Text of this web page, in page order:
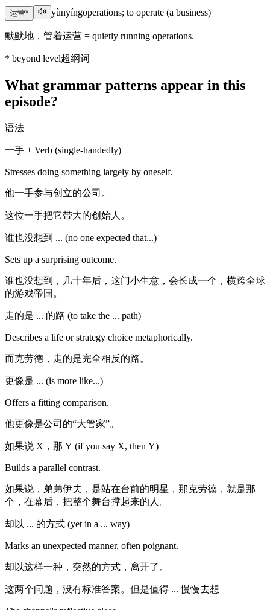
运营* yùnyíngoperations; to operate (a business)
默默地，管着运营 = quietly running operations.
* beyond level超纲词
What grammar patterns appear in this
episode?
语法
一手 + Verb (single-handedly)
Stresses doing something largely by oneself.
他一手参与创立的公司。
这位一手把它带大的创始人。
谁也没想到 ... (no one expected that...)
Sets up a surprising outcome.
谁也没想到，几十年后，这门小生意，会长成一个，横跨全球
的游戏帝国。
走的是 ... 的路 (to take the ... path)
Describes a life or strategy choice metaphorically.
而克劳德，走的是完全相反的路。
更像是 ... (is more like...)
Offers a fitting comparison.
他更像是公司的“大管家”。
如果说 X，那 Y (if you say X, then Y)
Builds a parallel contrast.
如果说，弟弟伊夫，是站在台前的明星，那克劳德，就是那
个，在幕后，把整个舞台撑起来的人。
却以 ... 的方式 (yet in a ... way)
Marks an unexpected manner, often poignant.
却以这样一种，突然的方式，离开了。
这两个问题，没有标准答案。但是值得 ... 慢慢去想